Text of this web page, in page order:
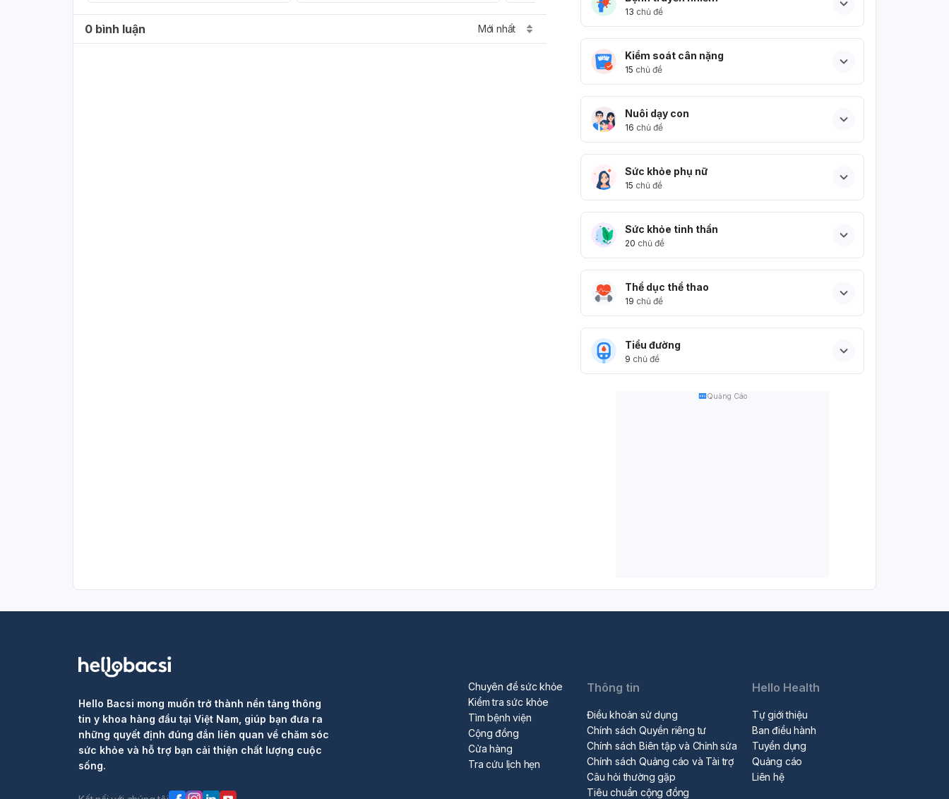
0 bình luận Mới nhất
13 chủ đề
Kiểm soát cân nặng
15 chủ đề
Nuôi dạy con
16 chủ đề
Sức khỏe phụ nữ
15 chủ đề
Sức khỏe tinh thần
20 chủ đề
Thể dục thể thao
19 chủ đề
Tiểu đường
9 chủ đề
Quảng Cáo
Hello Bacsi mong muốn trở thành nền tảng thông
tin y khoa hàng đầu tại Việt Nam, giúp bạn đưa ra
những quyết định đúng đắn liên quan về chăm sóc
sức khỏe và hỗ trợ bạn cải thiện chất lượng cuộc
sống.
Chuyên đề sức khỏe
Kiểm tra sức khỏe
Tìm bệnh viện
Cộng đồng
Cửa hàng
Tra cứu lịch hẹn
Thông tin
Điều khoản sử dụng
Chính sách Quyền riêng tư
Chính sách Biên tập và Chỉnh sửa
Chính sách Quảng cáo và Tài trợ
Câu hỏi thường gặp
Tiêu chuẩn cộng đồng
Hello Health
Tự giới thiệu
Ban điều hành
Tuyển dụng
Quảng cáo
Liên hệ